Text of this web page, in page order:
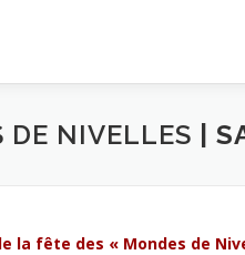
DE NIVELLES |
la fête des « Mondes de